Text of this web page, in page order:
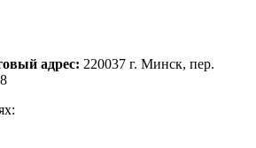
адрес: 220037 г. Минск, пер.